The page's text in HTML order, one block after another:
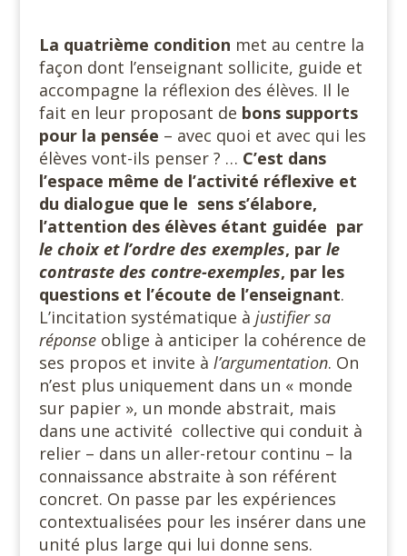
La quatrième condition met au centre la
façon dont l’enseignant sollicite, guide et
accompagne la réflexion des élèves. Il le
fait en leur proposant de bons supports
pour la pensée – avec quoi et avec qui les
élèves vont-ils penser ? … C’est dans
l’espace même de l’activité réflexive et
du dialogue que le sens s’élabore,
l’attention des élèves étant guidée par
le choix et l’ordre des exemples, par le
contraste des contre-exemples, par les
questions et l’écoute de l’enseignant.
L’incitation systématique à justifier sa
réponseoblige à anticiper la cohérence de
ses propos et invite à l’argumentation. On
n’est plus uniquement dans un « monde
sur papier », un monde abstrait, mais
dans une activité collective qui conduit à
relier – dans un aller-retour continu – la
connaissance abstraite à son référent
concret. On passe par les expériences
contextualisées pour les insérer dans une
unité plus large qui lui donne sens.